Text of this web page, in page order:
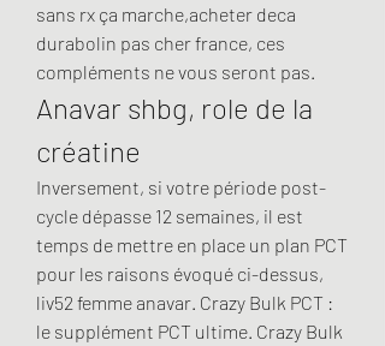
sans rx ça marche,acheter deca
durabolin pas cher france, ces
compléments ne vous seront pas.
Anavar shbg, role de la
créatine
Inversement, si votre période post-
cycle dépasse 12 semaines, il est
temps de mettre en place un plan PCT
pour les raisons évoqué ci-dessus,
liv52 femme anavar. Crazy Bulk PCT :
le supplément PCT ultime. Crazy Bulk